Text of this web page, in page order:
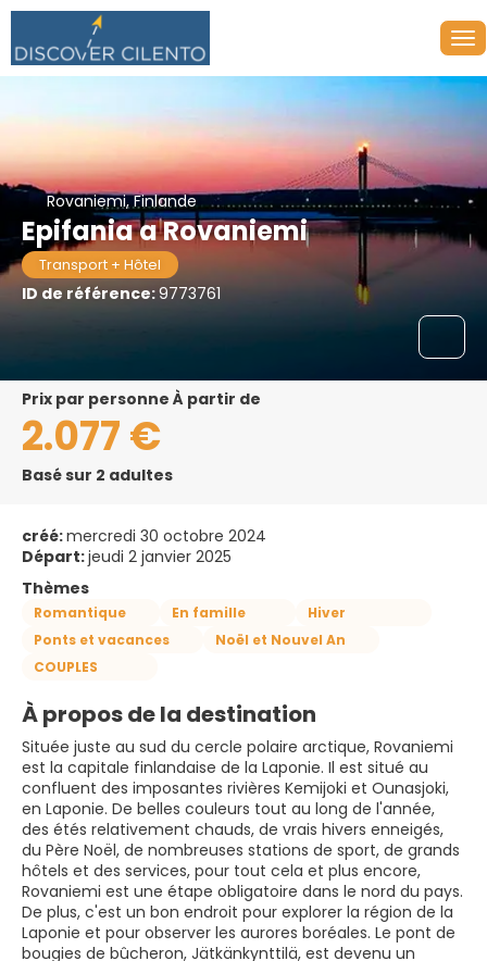
Rovaniemi, Finlande
Epifania a Rovaniemi
Transport + Hôtel
ID de référence:9773761
prix par personne À partir de
2.077 €
Basé sur 2 adultes
créé:mercredi 30 octobre 2024
Départ:jeudi 2 janvier 2025
Thèmes
Romantique En famille
Hiver
Ponts et vacances
Noël et Nouvel An
COUPLES
À propos de la destination
Située juste au sud du cercle polaire arctique, Rovaniemi
est la capitale finlandaise de la Laponie. Il est situé au
confluent des imposantes rivières Kemijoki et Ounasjoki,
en Laponie. De belles couleurs tout au long de l'année,
des étés relativement chauds, de vrais hivers enneigés,
du Père Noël, de nombreuses stations de sport, de grands
hôtels et des services, pour tout cela et plus encore,
Rovaniemi est une étape obligatoire dans le nord du pays.
De plus, c'est un bon endroit pour explorer la région de la
Laponie et pour observer les aurores boréales. Le pont de
bougies de bûcheron, Jätkänkynttilä, est devenu un